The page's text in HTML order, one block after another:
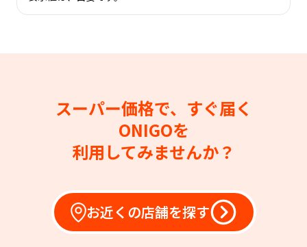
スーパー価格で、すぐ届く
ONIGOを
利用してみませんか？
お近くの店舗を探す